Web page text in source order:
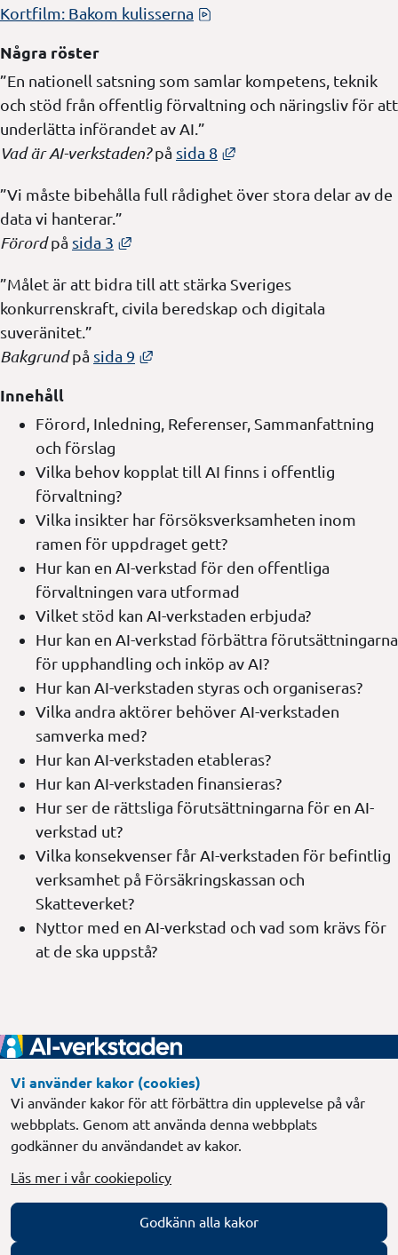
Vi använder kakor (cookies)
Vi använder kakor för att förbättra din upplevelse på vår
webbplats. Genom att använda denna webbplats
godkänner du användandet av kakor.
Läs mer i vår cookiepolicy
Godkänn alla kakor
Kortfilm: Bakom kulisserna
Några röster
”En nationell satsning som samlar kompetens, teknik
och stöd från offentlig förvaltning och näringsliv för att
underlätta införandet av AI.”
Vad är AI-verkstaden?på sida 8 Länk till annan
”Vi måste bibehålla full rådighet över stora delar av de
data vi hanterar.”
Förordpå sida 3 Länk till annan webbplats, öppnas i
”Målet är att bidra till att stärka Sveriges
konkurrenskraft, civila beredskap och digitala
suveränitet.”
Bakgrundpå sida 9 Länk till annan webbplats,
Innehåll
Förord, Inledning, Referenser, Sammanfattning
och förslag
Vilka behov kopplat till AI finns i offentlig
förvaltning?
Vilka insikter har försöksverksamheten inom
ramen för uppdraget gett?
Hur kan en AI-verkstad för den offentliga
förvaltningen vara utformad
Vilket stöd kan AI-verkstaden erbjuda?
Hur kan en AI-verkstad förbättra förutsättningarna
för upphandling och inköp av AI?
Hur kan AI-verkstaden styras och organiseras?
Vilka andra aktörer behöver AI-verkstaden
samverka med?
Hur kan AI-verkstaden etableras?
Hur kan AI-verkstaden finansieras?
Hur ser de rättsliga förutsättningarna för en AI-
verkstad ut?
Vilka konsekvenser får AI-verkstaden för befintlig
verksamhet på Försäkringskassan och
Skatteverket?
Nyttor med en AI-verkstad och vad som krävs för
at de ska uppstå?
Sidfot
Gemensamt regeringsuppdrag
Försäkringskassan
Länk till annan webbplats,
Skatteverket
Länk till annan webbplats, öppnas i nytt
Regeringskansliet
Länk till annan webbplats, öppnas